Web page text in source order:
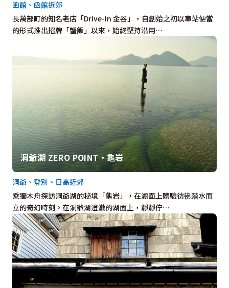
長萬部町的知名老店「Drive-In 金谷」，自創始之初以車站便當
的形式推出招牌「蟹飯」以來，始終堅持沿用…
函館、函館近郊
洞爺湖 ZERO POINT・龜岩
乘獨木舟探訪洞爺湖的秘境「龜岩」，在湖面上體驗彷彿踏水而
立的奇幻時刻。在洞爺湖澄澈的湖面上，靜靜佇…
洞爺、登別、日高近郊